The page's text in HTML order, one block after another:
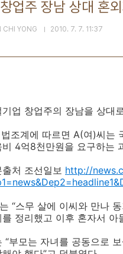
업주 장남 상대 혼
CHI YONG 2010. 7. 7. 11:37
기업 창업주의 장남을 상대
조계에 따르면 A(여)씨는
비 4억8천만원을 요구하는
출처 조선일보 http://
“스무 살에 이씨와 만나
를 정리했고 이후 혼자서 아
“부모는 자녀를 공동으로